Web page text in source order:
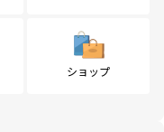
ショップ